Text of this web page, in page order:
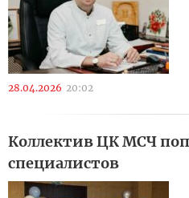
28.04.2026 20:02
Коллектив ЦК МСЧ
специалистов